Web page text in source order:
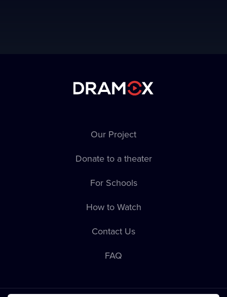
Our Project
Donate to a theater
For Schools
How to Watch
Contact Us
FAQ